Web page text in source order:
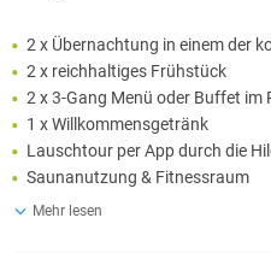
2 x Übernachtung in einem der
2 x reichhaltiges Frühstück
2 x 3-Gang Menü oder Buffet im
1 x Willkommensgetränk
Lauschtour per App durch die
Saunanutzung & Fitnessraum
Mehr lesen